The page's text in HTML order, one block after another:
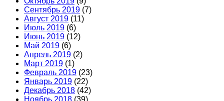
Сентябрь 2019 (7)
Август 2019 (11)
Июль 2019 (6)
Июнь 2019 (12)
Май 2019 (6)
Апрель 2019 (2)
Март 2019 (1)
Февраль 2019 (23)
Январь 2019 (22)
Декабрь 2018 (42)